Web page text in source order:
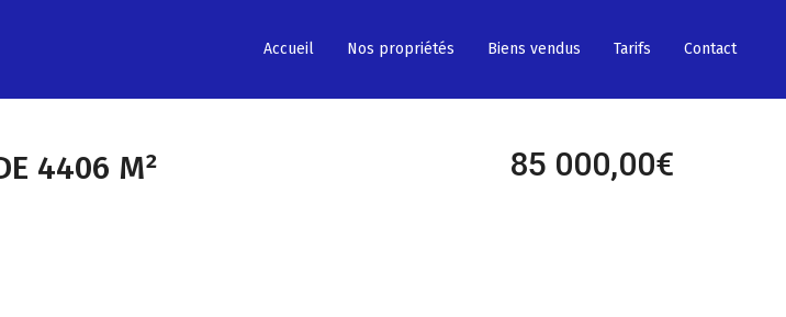
Accueil Nos propriétés Biens vendus Tarifs Contact
4406 M² 85 000,00€